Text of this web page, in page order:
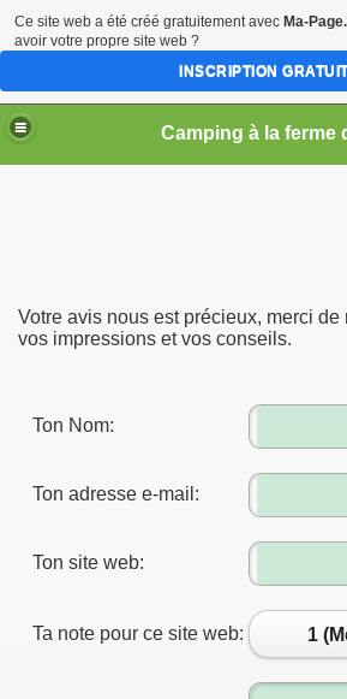
Votre avis nous est précieux, merci de
vos impressions et vos conseils.
Ton Nom:
Ton adresse e-mail:
Ton site web:
Ta note pour ce site web: 1
chaque mercredi 19h30 du18.07 au
Ce site web a été créé gratuitement avec Ma-
avoir votre propre site web ?
INSCRIPTION